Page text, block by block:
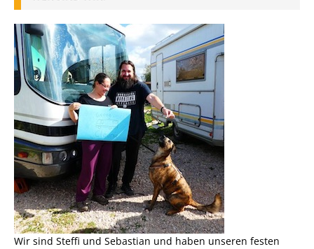
Wir sind Steffi und Sebastian und haben unseren festen